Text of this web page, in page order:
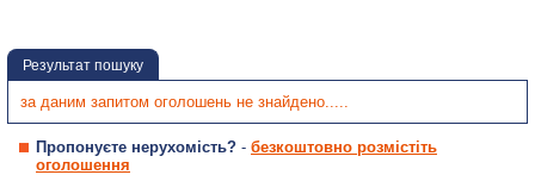
Результат пошуку
за даним запитом оголошень не знайдено.....
Пропонуєте нерухомість? - безкоштовно розмістіть
оголошення